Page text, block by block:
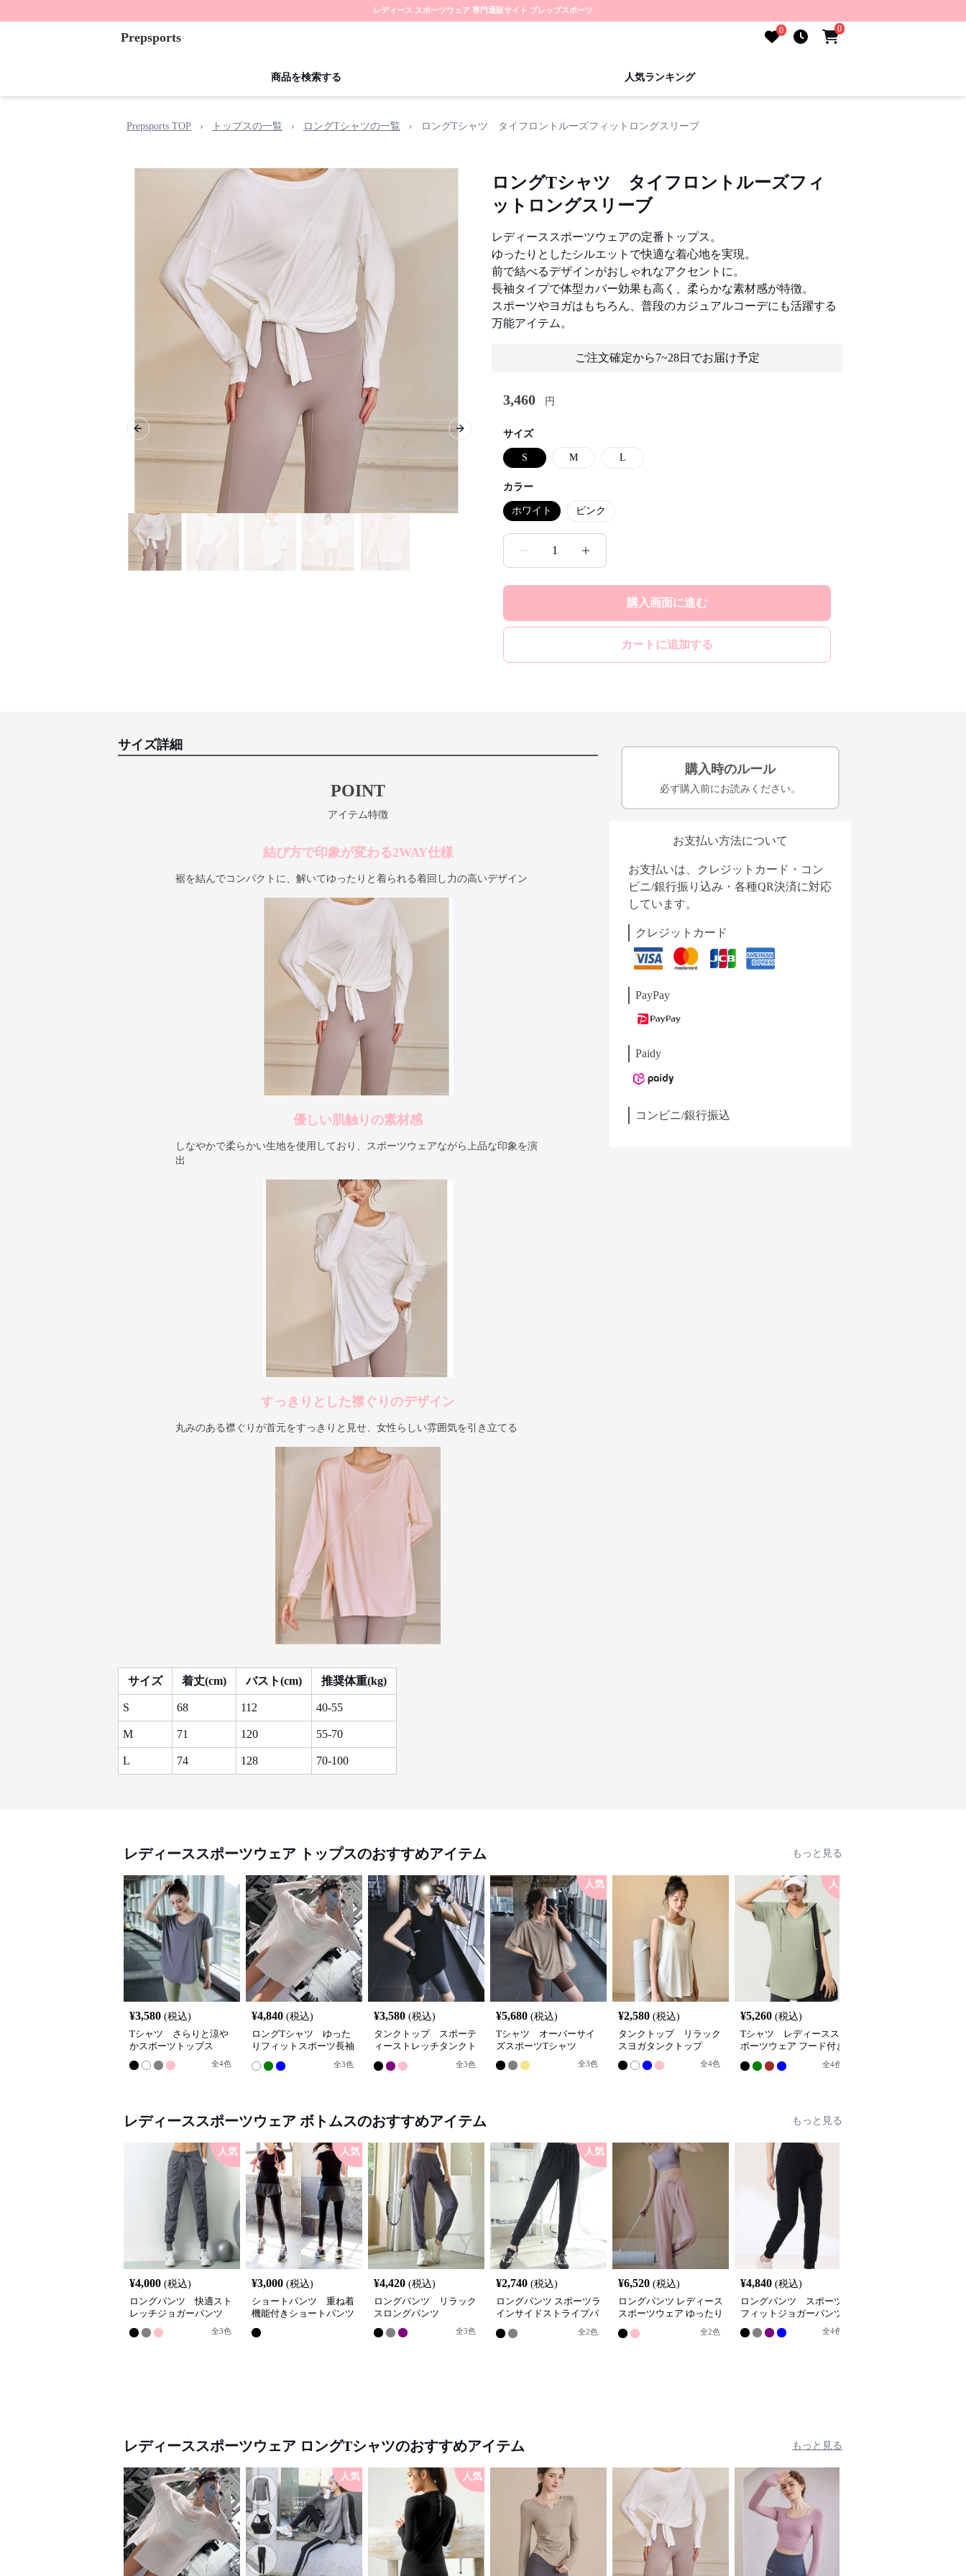
レディース スポーツウェア 専門通販サイト プレップスポーツ
Prepsports 0 0
商品を検索する 人気ランキング
Prepsports TOP › トップスの一覧 › ロングTシャツの一覧 › ロングTシャツ タイフロントルーズフィットロングスリーブ
Previous slide Next slide
ロングTシャツ タイフロントルーズフィ
ットロングスリーブ
レディーススポーツウェアの定番トップス。
ゆったりとしたシルエットで快適な着心地を実現。
前で結べるデザインがおしゃれなアクセントに。
長袖タイプで体型カバー効果も高く、柔らかな素材感が特徴。
スポーツやヨガはもちろん、普段のカジュアルコーデにも活躍する
万能アイテム。
ご注文確定から7~28日でお届け予定
3,460 円
サイズ
S M L
カラー
ホワイト ピンク
1
購入画面に進む
カートに追加する
サイズ詳細
POINT
アイテム特徴
結び方で印象が変わる2WAY仕様
裾を結んでコンパクトに、解いてゆったりと着られる着回し力の高いデザイン
優しい肌触りの素材感
しなやかで柔らかい生地を使用しており、スポーツウェアながら上品な印象を演
出
すっきりとした襟ぐりのデザイン
丸みのある襟ぐりが首元をすっきりと見せ、女性らしい雰囲気を引き立てる
サイズ 着丈(cm) バスト(cm) 推奨体重(kg)
S 68 112 40-55
M 71 120 55-70
L 74 128 70-100
購入時のルール
必ず購入前にお読みください。
お支払い方法について
お支払いは、クレジットカード・コン
ビニ/銀行振り込み・各種QR決済に対応
しています。
クレジットカード
PayPay
Paidy
コンビニ/銀行振込
レディーススポーツウェア トップスのおすすめアイテム もっと見る
¥3,580 (税込)
Tシャツ さらりと涼や
かスポーツトップス
全4色
¥4,840 (税込)
ロングTシャツ ゆった
りフィットスポーツ長袖
全3色
¥3,580 (税込)
タンクトップ スポーテ
ィーストレッチタンクト
全3色
人気
¥5,680 (税込)
Tシャツ オーバーサイ
ズスポーツTシャツ
全3色
¥2,580 (税込)
タンクトップ リラック
スヨガタンクトップ
全4色
人気
¥5,260 (税込)
Tシャツ レディースス
ポーツウェア フード付き
リラックスチュニック
全4色
レディーススポーツウェア ボトムスのおすすめアイテム もっと見る
人気
¥4,000 (税込)
ロングパンツ 快適スト
レッチジョガーパンツ
全3色
人気
¥3,000 (税込)
ショートパンツ 重ね着
機能付きショートパンツ
¥4,420 (税込)
ロングパンツ リラック
スロングパンツ
全3色
人気
¥2,740 (税込)
ロングパンツ スポーツラ
インサイドストライプパ
全2色
¥6,520 (税込)
ロングパンツ レディース
スポーツウェア ゆったり
全2色
¥4,840 (税込)
ロングパンツ スポーツ
フィットジョガーパンツ
全4色
レディーススポーツウェア ロングTシャツのおすすめアイテム もっと見る
人気 人気